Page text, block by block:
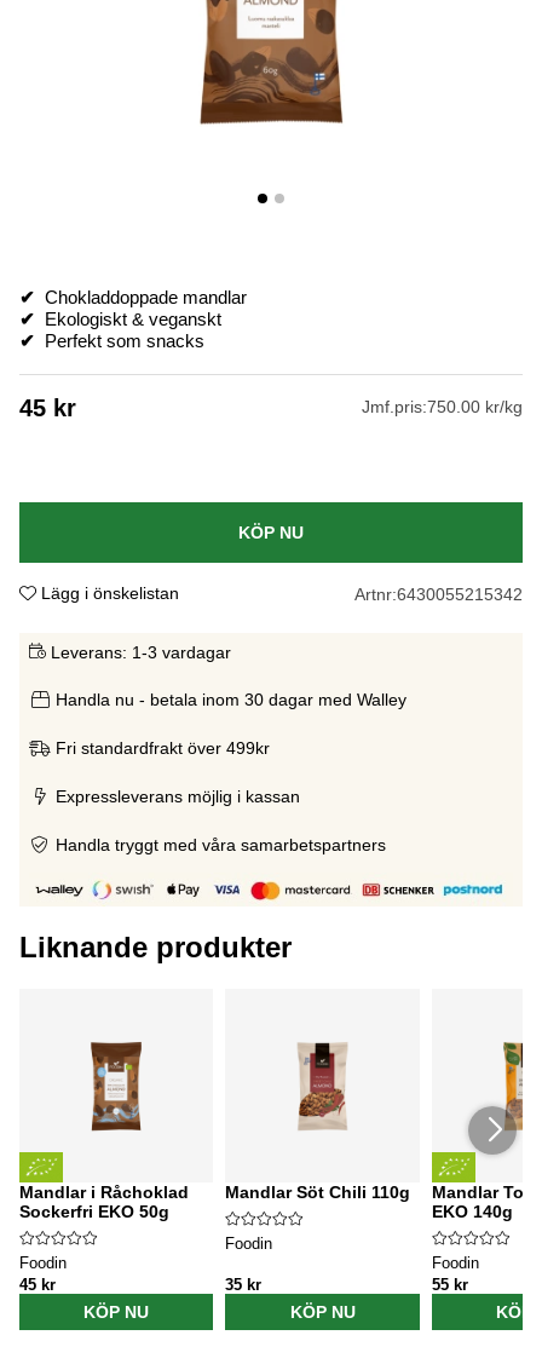
✔ Chokladdoppade mandlar
✔
Ekologiskt & veganskt
✔
Perfekt som snacks
45 kr Jmf.pris:750.00 kr/kg
KÖP NU
Lägg i önskelistan Artnr:6430055215342
Leverans: 1-3 vardagar
Handla nu - betala inom 30 dagar med Walley
Fri standardfrakt över 499kr
Expressleverans möjlig i kassan
Handla tryggt med våra samarbetspartners
Liknande produkter
Mandlar i Råchoklad
Sockerfri EKO 50g
Foodin
45 kr
KÖP NU
Mandlar Söt Chili 110g
Foodin
35 kr
KÖP NU
Mandlar
EKO 140g
Foodin
55 kr
KÖP